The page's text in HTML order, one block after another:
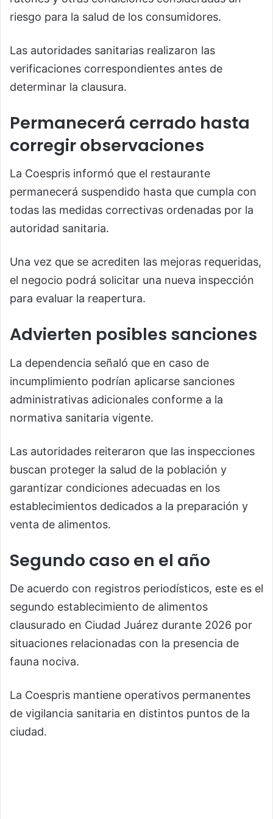
riesgo para la salud de los consumidores.
Las autoridades sanitarias realizaron las
verificaciones correspondientes antes de
determinar la clausura.
Permanecerá cerrado hasta
corregir observaciones
La Coespris informó que el restaurante
permanecerá suspendido hasta que cumpla con
todas las medidas correctivas ordenadas por la
autoridad sanitaria.
Una vez que se acrediten las mejoras requeridas,
el negocio podrá solicitar una nueva inspección
para evaluar la reapertura.
Advierten posibles sanciones
La dependencia señaló que en caso de
incumplimiento podrían aplicarse sanciones
administrativas adicionales conforme a la
normativa sanitaria vigente.
Las autoridades reiteraron que las inspecciones
buscan proteger la salud de la población y
garantizar condiciones adecuadas en los
establecimientos dedicados a la preparación y
venta de alimentos.
Segundo caso en el año
De acuerdo con registros periodísticos, este es el
segundo establecimiento de alimentos
clausurado en Ciudad Juárez durante 2026 por
situaciones relacionadas con la presencia de
fauna nociva.
La Coespris mantiene operativos permanentes
de vigilancia sanitaria en distintos puntos de la
ciudad.